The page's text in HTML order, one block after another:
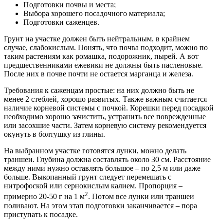
Подготовки почвы и места;
Выбора хорошего посадочного материала;
Подготовки саженцев.
Грунт на участке должен быть нейтральным, в крайнем
случае, слабокислым. Понять, что почва подходит, можно по
таким растениям как ромашка, подорожник, пырей. А вот
предшественниками ежевики не должны быть пасленовые.
После них в почве почти не остается марганца и железа.
Требования к саженцам простые: на них должно быть не
менее 2 стеблей, хорошо развитых. Также важным считается
наличие корневой системы с почкой. Корешки перед посадкой
необходимо хорошо зачистить, устранить все поврежденные
или засохшие части. Затем корневую систему рекомендуется
окунуть в болтушку из глины.
На выбранном участке готовятся лунки, можно делать
траншеи. Глубина должна составлять около 30 см. Расстояние
между ними нужно оставлять большое – по 2,5 м или даже
больше. Выкопанный грунт следует перемешать с
нитрофоской или сернокислым калием. Пропорция –
примерно 20-50 г на 1 м2. Потом все лунки или траншеи
поливают. На этом этап подготовки заканчивается – пора
приступать к посадке.